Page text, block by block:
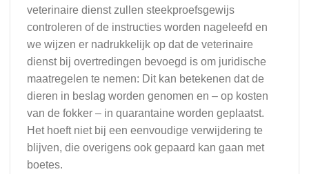
veterinaire dienst zullen steekproefsgewijs
controleren of de instructies worden nageleefd en
we wijzen er nadrukkelijk op dat de veterinaire
dienst bij overtredingen bevoegd is om juridische
maatregelen te nemen: Dit kan betekenen dat de
dieren in beslag worden genomen en – op kosten
van de fokker – in quarantaine worden geplaatst.
Het hoeft niet bij een eenvoudige verwijdering te
blijven, die overigens ook gepaard kan gaan met
boetes.